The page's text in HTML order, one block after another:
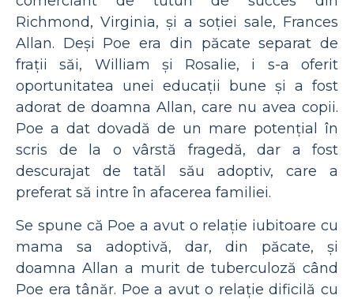
Richmond, Virginia, și a soției sale, Frances
Allan. Deși Poe era din păcate separat de
frații săi, William și Rosalie, i s-a oferit
oportunitatea unei educații bune și a fost
adorat de doamna Allan, care nu avea copii.
Poe a dat dovadă de un mare potențial în
scris de la o vârstă fragedă, dar a fost
descurajat de tatăl său adoptiv, care a
preferat să intre în afacerea familiei.
Se spune că Poe a avut o relație iubitoare cu
mama sa adoptivă, dar, din păcate, și
doamna Allan a murit de tuberculoză când
Poe era tânăr. Poe a avut o relație dificilă cu